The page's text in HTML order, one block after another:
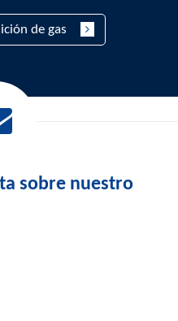
de gas
sobre nuestro